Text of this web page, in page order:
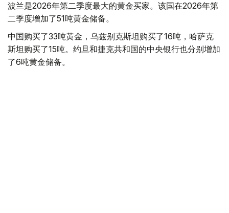
波兰是2026年第二季度最大的黄金买家。该国在2026年第
二季度增加了51吨黄金储备。
中国购买了33吨黄金，乌兹别克斯坦购买了16吨，哈萨克
斯坦购买了15吨。约旦和捷克共和国的中央银行也分别增加
了6吨黄金储备。